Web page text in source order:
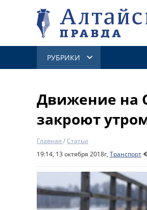
РУБРИКИ
Движение на
закроют
Главная /Статьи
19:14, 13 октября 2018г, Транспорт